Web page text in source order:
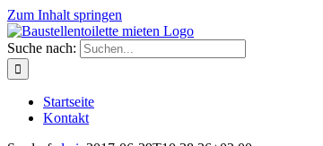
Zum Inhalt springen
Suche nach:
Startseite
Kontakt